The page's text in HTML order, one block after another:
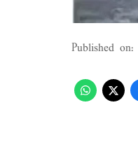
Published on: